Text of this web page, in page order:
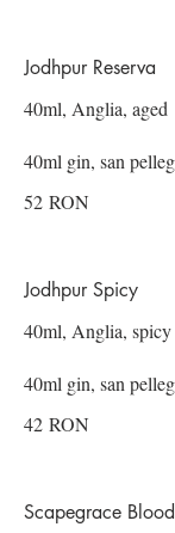
Jodhpur Reserva
40ml, Anglia, aged
40ml gin, san
52 RON
Jodhpur Spicy
40ml, Anglia,
40ml gin, san
42 RON
Scapegrace